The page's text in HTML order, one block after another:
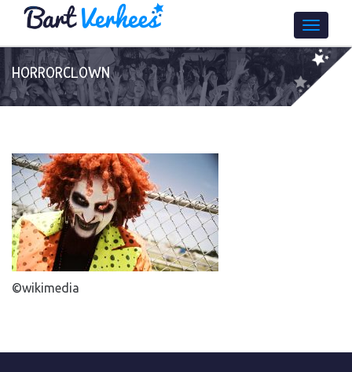
HORRORCLOWN
©wikimedia